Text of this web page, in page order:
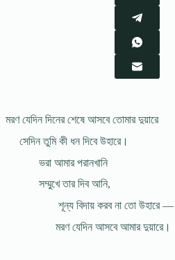
মরণ যেদিন দিনের শেষে আসবে তোমার দুয়ারে
সেদিন তুমি কী ধন দিবে উহারে।
ভরা আমার পরানখানি
সম্মুখে তার দিব আনি,
শূন্য বিদায় করব না তো উহারে —
মরণ যেদিন আসবে আমার দুয়ারে।